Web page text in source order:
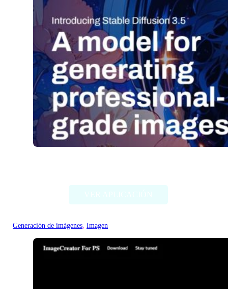
Generación de imágenes, Imagen